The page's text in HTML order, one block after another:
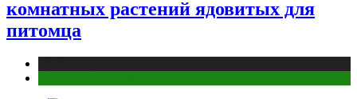
комнатных растений ядовитых для
питомца